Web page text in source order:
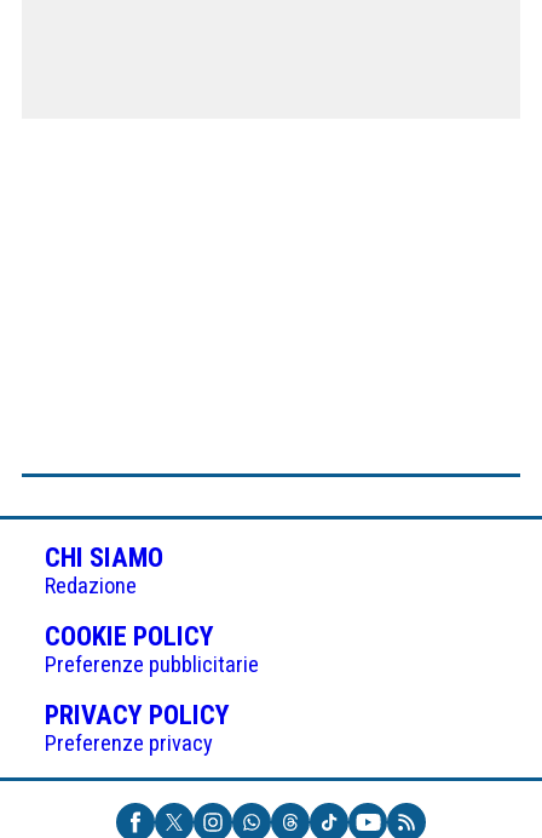
CHI SIAMO
Redazione
COOKIE POLICY(APRE
IN
UNA
NUOVA
Preferenze pubblicitarie
PRIVACY POLICY(APRE
UNA
NUOVA
Preferenze privacy